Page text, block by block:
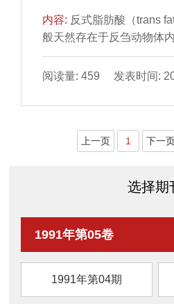
内容: 反式脂肪酸（trans
般天然存在于反刍动物体
加热、氢化加工过 程中产
式，如高...
阅读量: 459 发表时间:
上一页 1 下一
选择期
1991年第05卷
1991年第04期